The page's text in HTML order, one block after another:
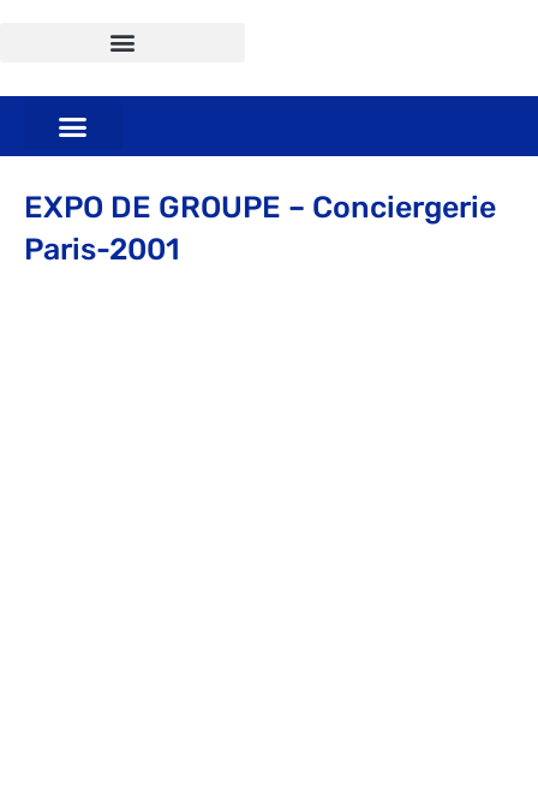
EXPO DE GROUPE – Conciergerie
Paris-2001